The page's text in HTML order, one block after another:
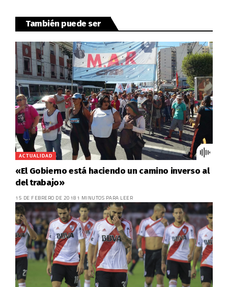
También puede ser
ACTUALIDAD
«El Gobierno está haciendo un camino inverso al
del trabajo»
15 DE FEBRERO DE 2018 1 MINUTOS PARA LEER